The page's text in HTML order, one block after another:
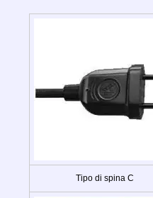
Tipo di spina C